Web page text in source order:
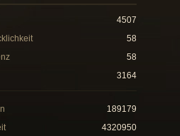
4507
58
58
3164
189179
4320950